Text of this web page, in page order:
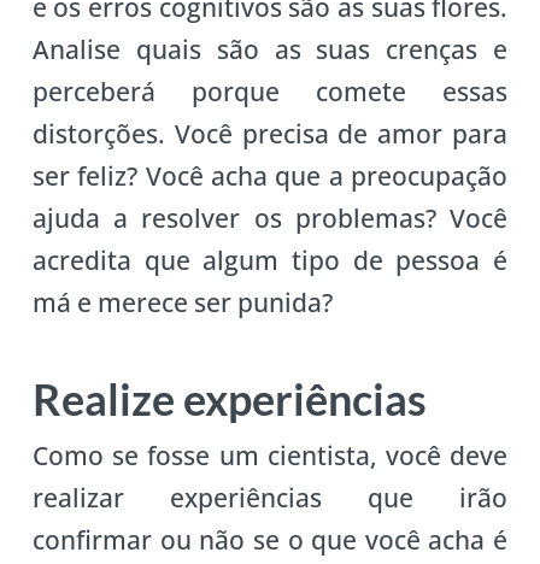
e os erros cognitivos são as suas flores.
Analise quais são as suas crenças e
perceberá porque comete essas
distorções. Você precisa de amor para
ser feliz? Você acha que a preocupação
ajuda a resolver os problemas? Você
acredita que algum tipo de pessoa é
má e merece ser punida?
Realize experiências
Como se fosse um cientista, você deve
realizar experiências que irão
confirmar ou não se o que você acha é